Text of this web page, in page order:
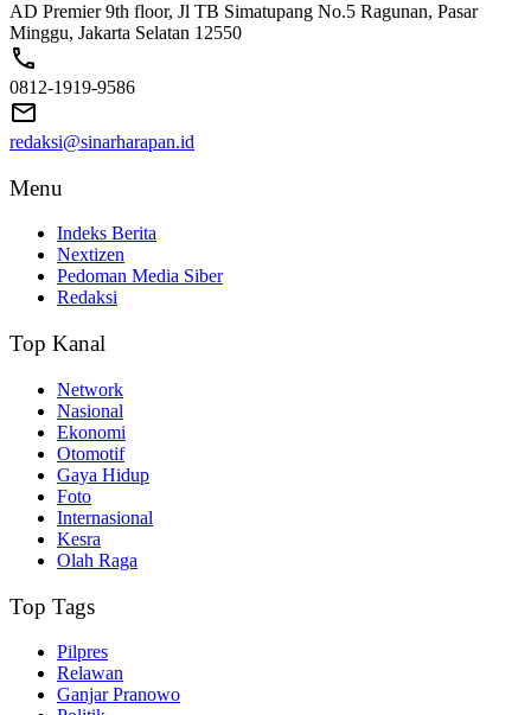
AD Premier 9th floor, Jl TB Simatupang No.5 Ragunan, Pasar
Minggu, Jakarta Selatan 12550
0812-1919-9586
redaksi@sinarharapan.id
Menu
Indeks Berita
Nextizen
Pedoman Media Siber
Redaksi
Top Kanal
Network
Nasional
Ekonomi
Otomotif
Gaya Hidup
Foto
Internasional
Kesra
Olah Raga
Top Tags
Pilpres
Relawan
Ganjar Pranowo